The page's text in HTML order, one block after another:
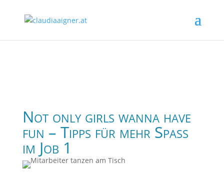
Not only girls wanna have
fun – Tipps für mehr Spaß
im Job 1